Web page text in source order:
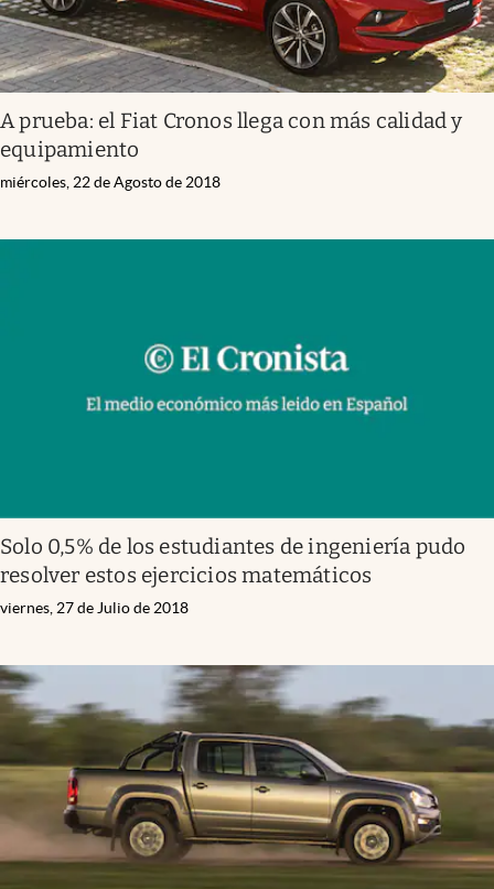
A prueba: el Fiat Cronos llega con más calidad y
equipamiento
miércoles, 22 de Agosto de 2018
Solo 0,5% de los estudiantes de ingeniería pudo
resolver estos ejercicios matemáticos
viernes, 27 de Julio de 2018